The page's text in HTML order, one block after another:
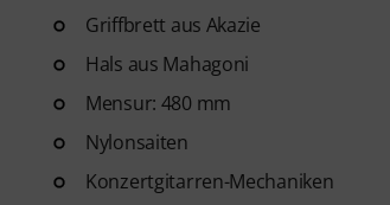
Griffbrett aus Akazie
Hals aus Mahagoni
Mensur: 480 mm
Nylonsaiten
Konzertgitarren-Mechaniken